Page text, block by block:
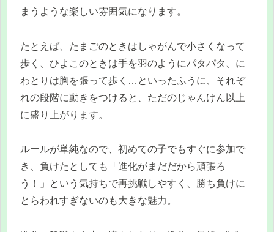
まうような楽しい雰囲気になります。
たとえば、たまごのときはしゃがんで小さくなって
歩く、ひよこのときは手を羽のようにパタパタ、に
わとりは胸を張って歩く…といったふうに、それぞ
れの段階に動きをつけると、ただのじゃんけん以上
に盛り上がります。
ルールが単純なので、初めての子でもすぐに参加で
き、負けたとしても「進化がまだだから頑張ろ
う！」という気持ちで再挑戦しやすく、勝ち負けに
とらわれすぎないのも大きな魅力。